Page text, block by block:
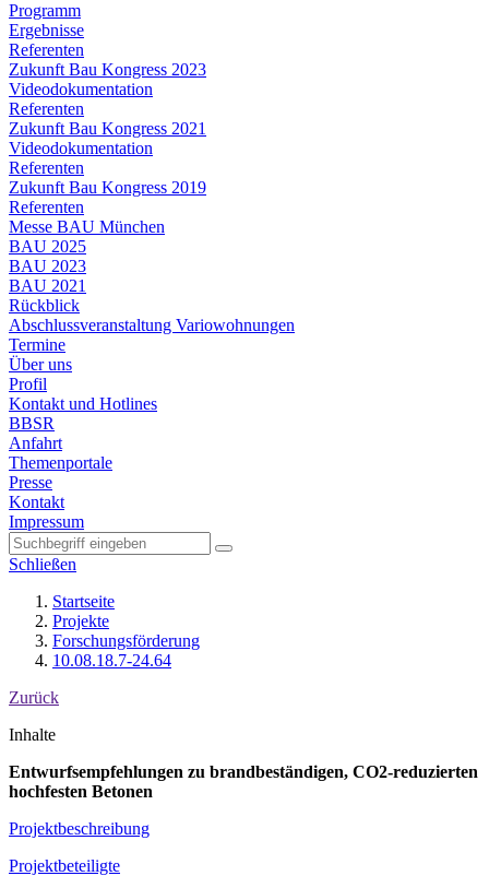
Programm
Ergebnisse
Referenten
Zukunft Bau Kongress 2023
Videodokumentation
Referenten
Zukunft Bau Kongress 2021
Videodokumentation
Referenten
Zukunft Bau Kongress 2019
Referenten
Messe BAU München
BAU 2025
BAU 2023
BAU 2021
Rückblick
Abschlussveranstaltung Variowohnungen
Termine
Über uns
Profil
Kontakt und Hotlines
BBSR
Anfahrt
Themenportale
Presse
Kontakt
Impressum
Schließen
Startseite
Projekte
Forschungsförderung
10.08.18.7-24.64
Zurück
Inhalte
Entwurfsempfehlungen zu brandbeständigen, CO2-reduzierten
hochfesten Betonen
Projektbeschreibung
Projektbeteiligte